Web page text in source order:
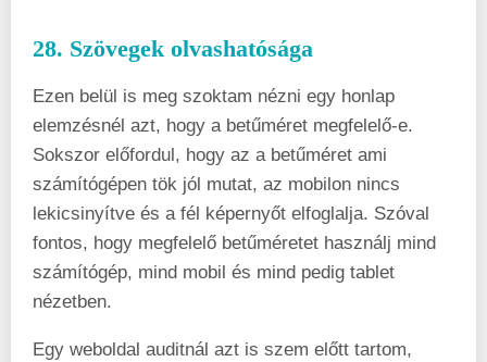
28. Szövegek olvashatósága
Ezen belül is meg szoktam nézni egy honlap
elemzésnél azt, hogy a betűméret megfelelő-e.
Sokszor előfordul, hogy az a betűméret ami
számítógépen tök jól mutat, az mobilon nincs
lekicsinyítve és a fél képernyőt elfoglalja. Szóval
fontos, hogy megfelelő betűméretet használj mind
számítógép, mind mobil és mind pedig tablet
nézetben.
Egy weboldal auditnál azt is szem előtt tartom,